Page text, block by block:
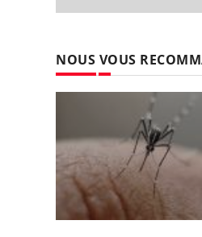
NOUS VOUS